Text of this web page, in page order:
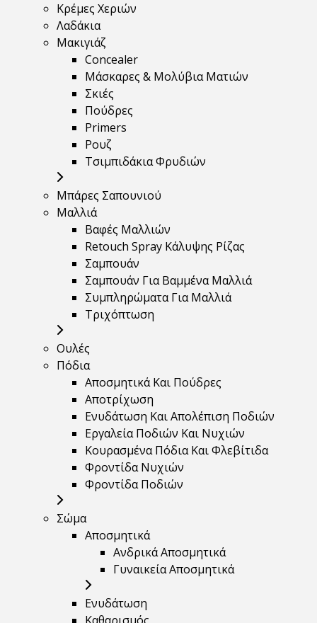
Κρέμες Χεριών
Λαδάκια
Μακιγιάζ
Concealer
Μάσκαρες & Μολύβια Ματιών
Σκιές
Πούδρες
Primers
Ρουζ
Τσιμπιδάκια Φρυδιών
Μπάρες Σαπουνιού
Μαλλιά
Βαφές Μαλλιών
Retouch Spray Κάλυψης Ρίζας
Σαμπουάν
Σαμπουάν Για Βαμμένα Μαλλιά
Συμπληρώματα Για Μαλλιά
Τριχόπτωση
Ουλές
Πόδια
Αποσμητικά Και Πούδρες
Αποτρίχωση
Ενυδάτωση Και Απολέπιση Ποδιών
Εργαλεία Ποδιών Και Νυχιών
Κουρασμένα Πόδια Και Φλεβίτιδα
Φροντίδα Νυχιών
Φροντίδα Ποδιών
Σώμα
Αποσμητικά
Ανδρικά Αποσμητικά
Γυναικεία Αποσμητικά
Ενυδάτωση